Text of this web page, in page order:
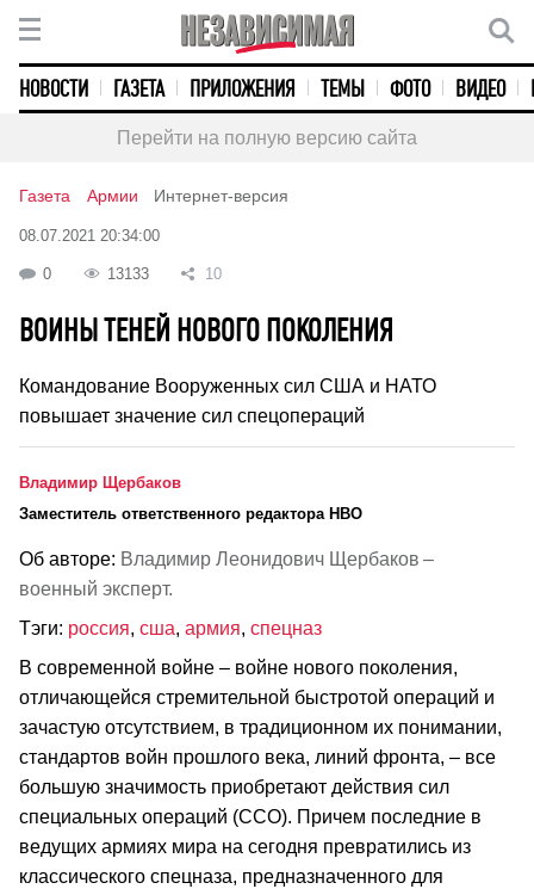
НОВОСТИ ГАЗЕТА ПРИЛОЖЕНИЯ ТЕМЫ ФОТО ВИДЕО
Перейти на полную версию сайта
Газета Армии Интернет-версия
08.07.2021 20:34:00
0 13133 10
ВОИНЫ ТЕНЕЙ НОВОГО ПОКОЛЕНИЯ
Командование Вооруженных сил США и НАТО
повышает значение сил спецопераций
Владимир Щербаков
Заместитель ответственного редактора НВО
Об авторе: Владимир Леонидович Щербаков –
военный эксперт.
Тэги: россия, сша, армия, спецназ
В современной войне – войне нового поколения,
отличающейся стремительной быстротой операций и
зачастую отсутствием, в традиционном их понимании,
стандартов войн прошлого века, линий фронта, – все
большую значимость приобретают действия сил
специальных операций (ССО). Причем последние в
ведущих армиях мира на сегодня превратились из
классического спецназа, предназначенного для